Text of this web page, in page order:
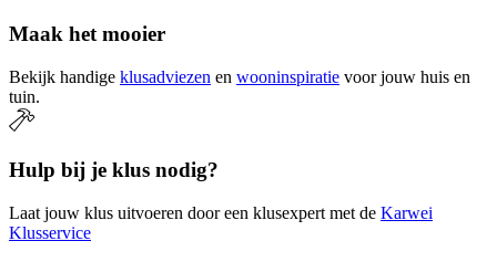
Maak het mooier
Bekijk handige klusadviezen en wooninspiratie voor jouw huis en
tuin.
Hulp bij je klus nodig?
Laat jouw klus uitvoeren door een klusexpert met de Karwei
Klusservice